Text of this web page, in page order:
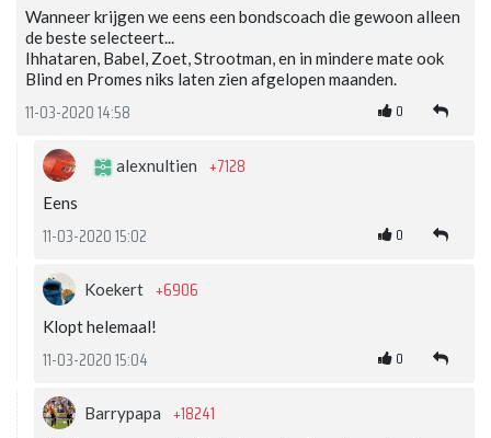
Wanneer krijgen we eens een bondscoach die gewoon alleen
de beste selecteert...
Ihhataren, Babel, Zoet, Strootman, en in mindere mate ook
Blind en Promes niks laten zien afgelopen maanden.
11-03-2020 14:58 0
alexnultien +7128
Eens
11-03-2020 15:02 0
Koekert +6906
Klopt helemaal!
11-03-2020 15:04 0
Barrypapa +18241